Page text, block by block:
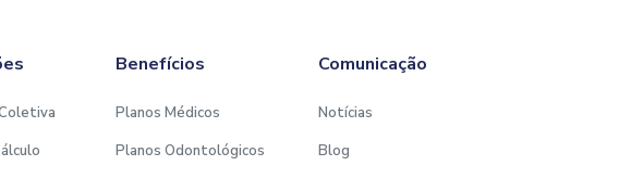
Benefícios
Planos Médicos
Planos Odontológicos
Comunicação
Notícias
Blog